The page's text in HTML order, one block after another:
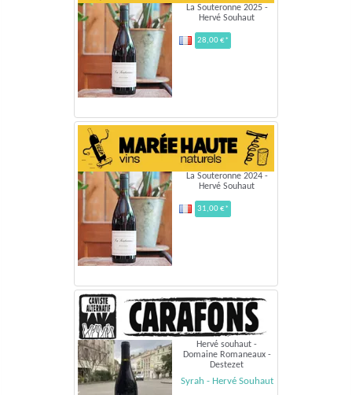
La Souteronne 2025 -
Hervé Souhaut
28,00 €*
La Souteronne 2024 -
Hervé Souhaut
31,00 €*
Hervé souhaut -
Domaine Romaneaux -
Destezet
Syrah - Hervé Souhaut